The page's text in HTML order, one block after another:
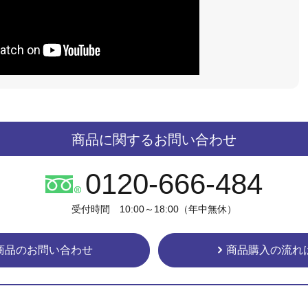
商品に関するお問い合わせ
0120-666-484
受付時間 10:00～18:00（年中無休）
品のお問い合わせ 商品購入の流れ